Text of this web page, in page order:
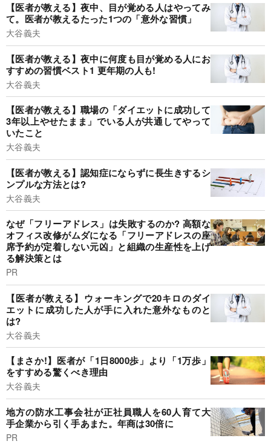
【医者が教える】夜中、目が覚める人はやってみ
て。医者が教えるたった1つの「意外な習慣」
大谷義夫
【医者が教える】夜中に何度も目が覚める人にお
すすめの習慣ベスト1 更年期の人も!
大谷義夫
【医者が教える】職場の「ダイエットに成功して
3年以上やせたまま」でいる人が共通してやって
いたこと
大谷義夫
【医者が教える】認知症にならずに長生きするシ
ンプルな方法とは?
大谷義夫
なぜ「フリーアドレス」は失敗するのか? 高額な
オフィス改修がムダになる「フリーアドレスの座
席予約が定着しない元凶」と組織の生産性を上げ
る解決策とは
PR
【医者が教える】ウォーキングで20キロのダイ
エットに成功した人が手に入れた意外なものと
は?
大谷義夫
【まさか!】医者が「1日8000歩」より「1万歩」
をすすめる驚くべき理由
大谷義夫
地方の防水工事会社が正社員職人を60人育て大
手企業から引く手あまた。年商は30倍に
PR